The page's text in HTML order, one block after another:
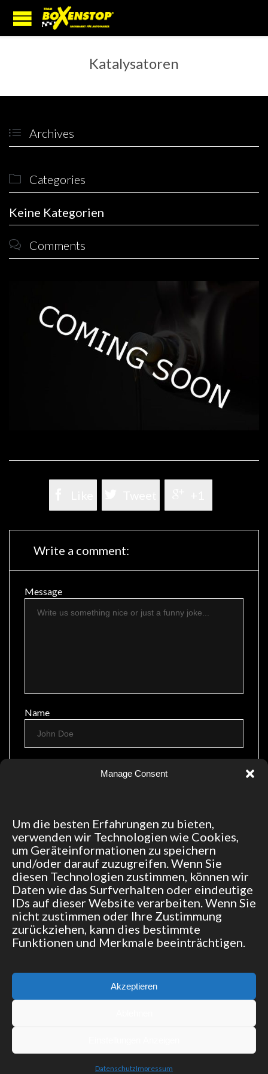
Manage Consent
Um die besten Erfahrungen zu bieten,
verwenden wir Technologien wie Cookies,
um Geräteinformationen zu speichern
und/oder darauf zuzugreifen. Wenn Sie
diesen Technologien zustimmen, können wir
Daten wie das Surfverhalten oder eindeutige
IDs auf dieser Website verarbeiten. Wenn Sie
nicht zustimmen oder Ihre Zustimmung
zurückziehen, kann dies bestimmte
Funktionen und Merkmale beeinträchtigen.
Akzeptieren
DatenschutzImpressum
Katalysatoren
 Archives
 Categories
Keine Kategorien
 Comments
Write a comment:
Message
Name
Your email address will not be published.
Save my name, email, and website in this browser
for the next time I comment.
© 2015 Team Boxenstop | Made with ♥ by
Impressum|Datenschutz